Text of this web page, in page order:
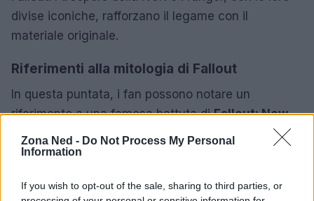
Zona Ned - Do Not Process My Personal
Information
If you wish to opt-out of the sale, sharing to third parties, or
divise iconiche, rafforzano il legame con il
materiale originale.
Riferimenti alla mitologia di Fallout
In questa puntata, i fan possono notare un
riferimento a una famosa battuta diFallout: New
Vegas
riguardante le truppe della NCR. La scena
del bambino chiuso in un frigorifero è un altro
dimostrando quanto la narrazione di Fallout sia